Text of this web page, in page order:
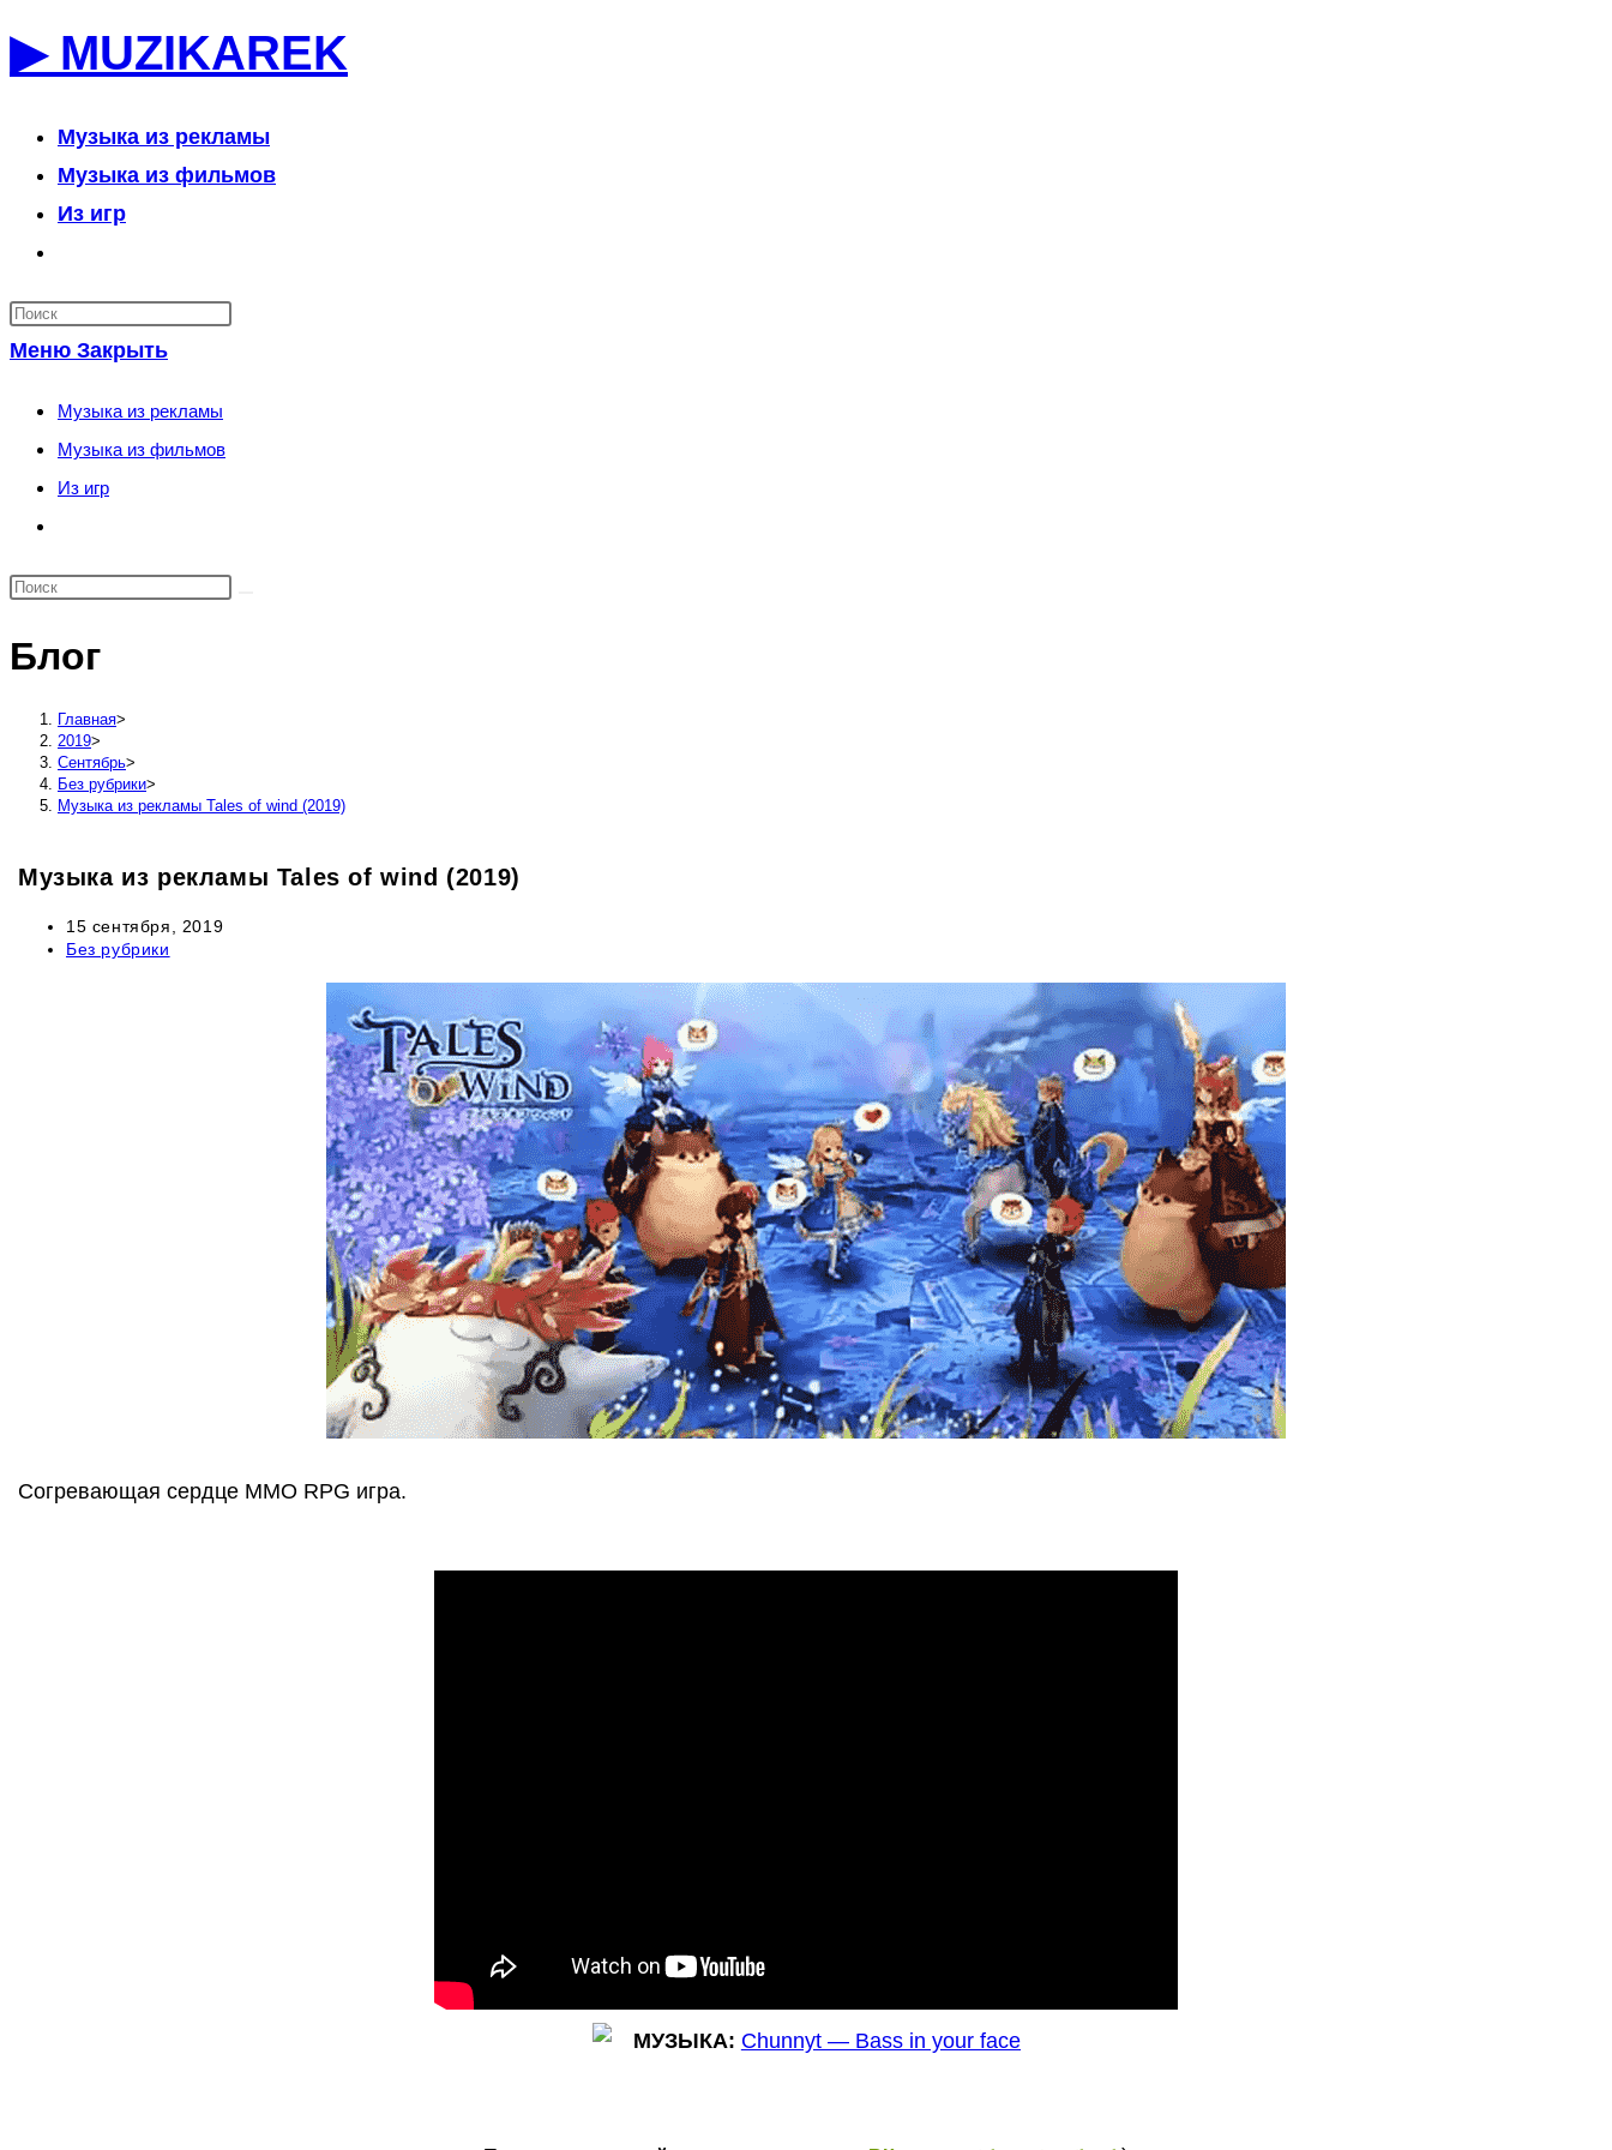
к▶ MUZIKAREK
Музыка из рекламы
Музыка из фильмов
Из игр
по
веб-
сайту
Меню Закрыть
Музыка из рекламы
Музыка из фильмов
Из игр
по
сайту
Блог
Главная>
2019>
Сентябрь>
Без рубрики>
Музыка из рекламы Tales of wind (2019)
Музыка из рекламы Tales of wind (2019)
Запись
опубликована:
15 сентября, 2019
Рубрика
Без рубрики
Согревающая сердце MMO RPG игра.
МУЗЫКА: Chunnyt — Bass in your face